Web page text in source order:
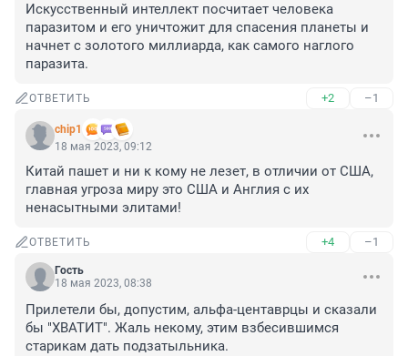
Искусственный интеллект посчитает человека
паразитом и его уничтожит для спасения планеты и
начнет с золотого миллиарда, как самого наглого
паразита.
ОТВЕТИТЬ +2 –1
chip1
18 мая 2023, 09:12
Китай пашет и ни к кому не лезет, в отличии от США,
главная угроза миру это США и Англия с их
ненасытными элитами!
ОТВЕТИТЬ +4 –1
Гость
18 мая 2023, 08:38
Прилетели бы, допустим, альфа-центаврцы и сказали
бы "ХВАТИТ". Жаль некому, этим взбесившимся
старикам дать подзатыльника.